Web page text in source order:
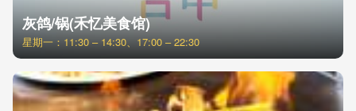
灰鸽/锅(禾忆美食馆)
星期一：11:30 – 14:30、17:00 – 22:30